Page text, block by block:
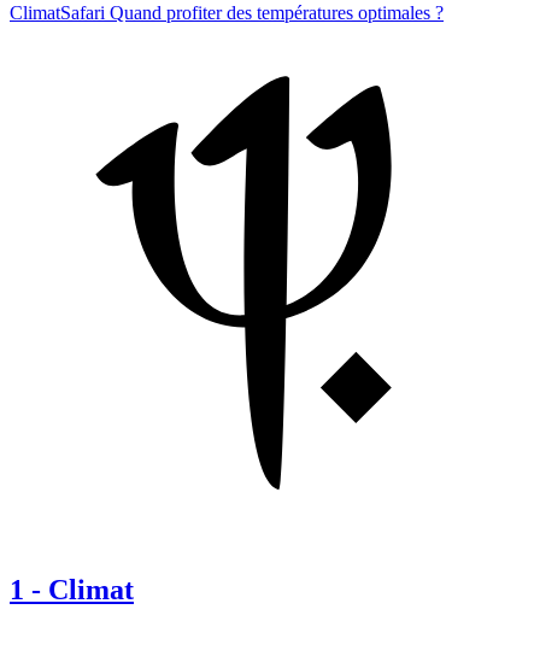
ClimatSafari Quand profiter des températures optimales ?
1 - Climat